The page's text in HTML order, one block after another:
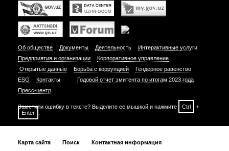
Об обществе Документы Деятельность
Интерактивные услуги
Предприятия и организации
Корпоративное управление
Открытые данные
Борьба с коррупцией
Гендерное равенство
ESG
Контакты
Годовой отчет эмитента по итогам 2023 года
Пресс-центр
Заметили ошибку в тексте? Выделите ее мышкой и нажмите Ctrl
+
Enter
Карта сайта Поиск Контактная информация